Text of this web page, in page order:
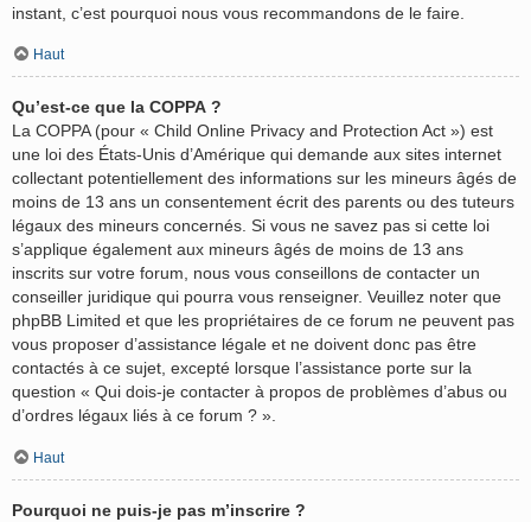
instant, c’est pourquoi nous vous recommandons de le faire.
Haut
Qu’est-ce que la COPPA ?
La COPPA (pour « Child Online Privacy and Protection Act ») est
une loi des États-Unis d’Amérique qui demande aux sites internet
collectant potentiellement des informations sur les mineurs âgés de
moins de 13 ans un consentement écrit des parents ou des tuteurs
légaux des mineurs concernés. Si vous ne savez pas si cette loi
s’applique également aux mineurs âgés de moins de 13 ans
inscrits sur votre forum, nous vous conseillons de contacter un
conseiller juridique qui pourra vous renseigner. Veuillez noter que
phpBB Limited et que les propriétaires de ce forum ne peuvent pas
vous proposer d’assistance légale et ne doivent donc pas être
contactés à ce sujet, excepté lorsque l’assistance porte sur la
question « Qui dois-je contacter à propos de problèmes d’abus ou
d’ordres légaux liés à ce forum ? ».
Haut
Pourquoi ne puis-je pas m’inscrire ?